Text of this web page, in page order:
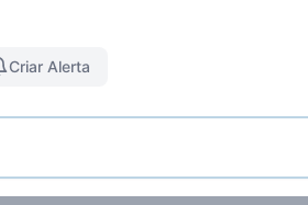
Criar Alerta